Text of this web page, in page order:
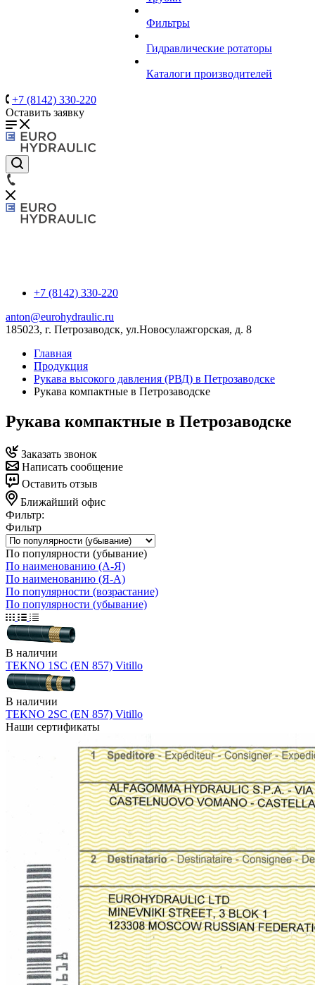
Фильтры
Гидравлические ротаторы
Каталоги производителей
+7 (8142) 330-220
Оставить заявку
+7 (8142) 330-220
anton@eurohydraulic.ru
185023, г. Петрозаводск, ул.Новосулажгорская, д. 8
Главная
Продукция
Рукава высокого давления (РВД) в Петрозаводске
Рукава компактные в Петрозаводске
Рукава компактные в Петрозаводске
Заказать звонок
Написать сообщение
Оставить отзыв
Ближайший офис
Фильтр:
Фильтр
По популярности (убывание)
По наименованию (А-Я)
По наименованию (Я-А)
По популярности (возрастание)
По популярности (убывание)
В наличии
TEKNO 1SC (EN 857) Vitillo
В наличии
TEKNO 2SC (EN 857) Vitillo
Наши сертификаты